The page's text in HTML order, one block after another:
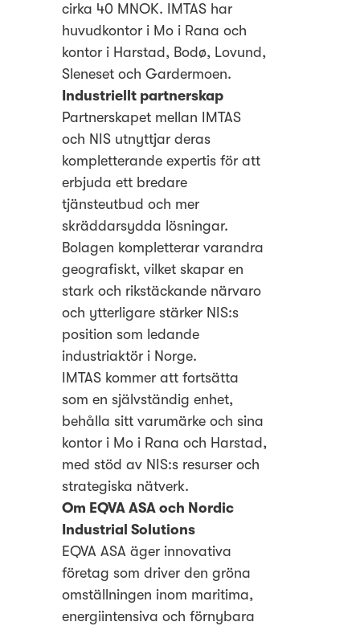
cirka 40 MNOK. IMTAS har
huvudkontor i Mo i Rana och
kontor i Harstad, Bodø, Lovund,
Sleneset och Gardermoen.
Industriellt partnerskap
Partnerskapet mellan IMTAS
och NIS utnyttjar deras
kompletterande expertis för att
erbjuda ett bredare
tjänsteutbud och mer
skräddarsydda lösningar.
Bolagen kompletterar varandra
geografiskt, vilket skapar en
stark och rikstäckande närvaro
och ytterligare stärker NIS:s
position som ledande
industriaktör i Norge.
IMTAS kommer att fortsätta
som en självständig enhet,
behålla sitt varumärke och sina
kontor i Mo i Rana och Harstad,
med stöd av NIS:s resurser och
strategiska nätverk.
Om EQVA ASA och Nordic
Industrial Solutions
EQVA ASA äger innovativa
företag som driver den gröna
omställningen inom maritima,
energiintensiva och förnybara